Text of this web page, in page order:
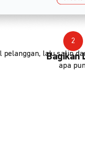
2
Bagikan
pelanggan, lalu salin
apa